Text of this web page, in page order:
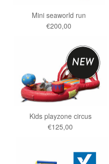
Mini seaworld run
€200,00
Kids playzone circus
€125,00